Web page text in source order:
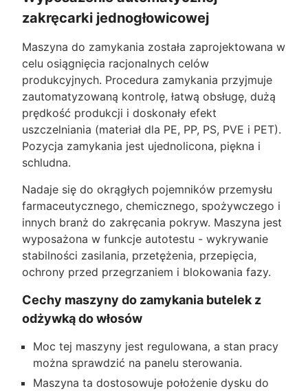
zakręcarki jednogłowicowej
Maszyna do zamykania została zaprojektowana w
celu osiągnięcia racjonalnych celów
produkcyjnych. Procedura zamykania przyjmuje
zautomatyzowaną kontrolę, łatwą obsługę, dużą
prędkość produkcji i doskonały efekt
uszczelniania (materiał dla PE, PP, PS, PVE i PET).
Pozycja zamykania jest ujednolicona, piękna i
schludna.
Nadaje się do okrągłych pojemników przemysłu
farmaceutycznego, chemicznego, spożywczego i
innych branż do zakręcania pokryw. Maszyna jest
wyposażona w funkcje autotestu - wykrywanie
stabilności zasilania, przetężenia, przepięcia,
ochrony przed przegrzaniem i blokowania fazy.
Cechy maszyny do zamykania butelek z
odżywką do włosów
Moc tej maszyny jest regulowana, a stan pracy
można sprawdzić na panelu sterowania.
Maszyna ta dostosowuje położenie dysku do